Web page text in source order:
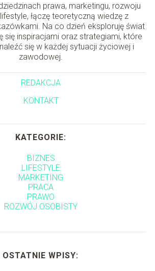
prawa, marketingu, rozwoju
łączę teoretyczną wiedzę z
Na co dzień eksploruję świat
się inspiracjami oraz strategiami, które
się w każdej sytuacji życiowej i
zawodowej.
REDAKCJA
KONTAKT
KATEGORIE:
BIZNES
LIFESTYLE
MARKETING
PRACA
PRAWO
ROZWÓJ OSOBISTY
OSTATNIE WPISY: